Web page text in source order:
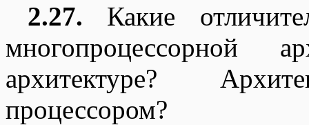
2.27. Какие
многопроцессорной
архитектуре?
процессором?